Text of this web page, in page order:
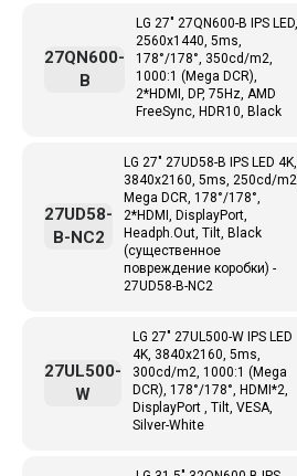
LG 27" 27QN600-B IPS LED,
2560x1440, 5ms,
178°/178°, 350cd/m2,
1000:1 (Mega DCR),
2*HDMI, DP, 75Hz, AMD
FreeSync, HDR10, Black
27QN600-
B
LG 27" 27UD58-B IPS LED 4K,
3840x2160, 5ms, 250cd/m2,
Mega DCR, 178°/178°,
2*HDMI, DisplayPort,
Headph.Out, Tilt, Black
(существенное
повреждение коробки) -
27UD58-B-NC2
27UD58-
B-NC2
LG 27" 27UL500-W IPS LED
4K, 3840x2160, 5ms,
300cd/m2, 1000:1 (Mega
DCR), 178°/178°, HDMI*2,
DisplayPort , Tilt, VESA,
Silver-White
27UL500-
W